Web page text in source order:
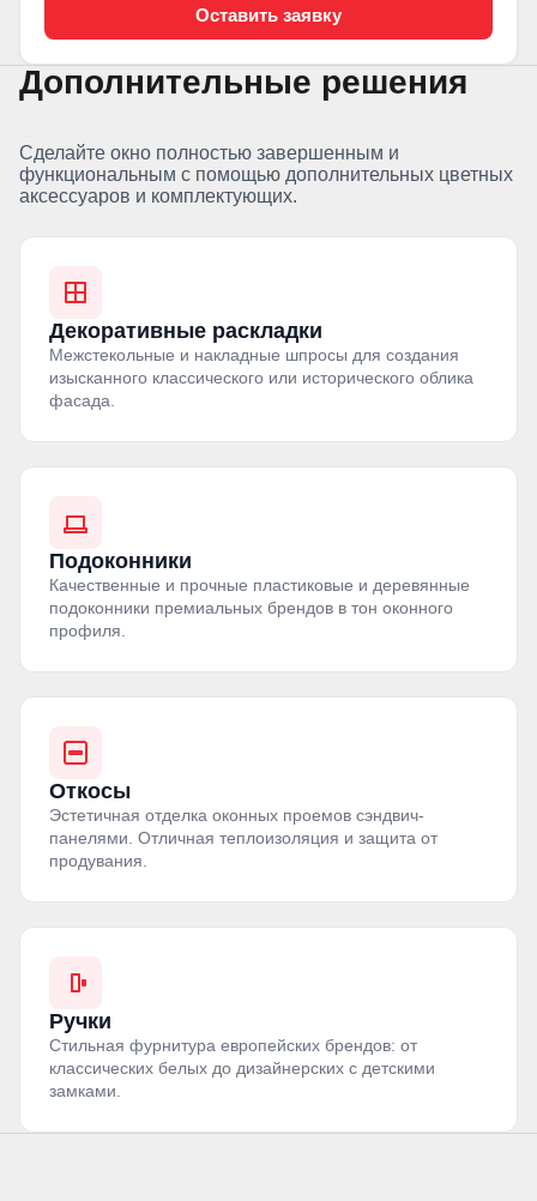
Оставить заявку
Дополнительные решения
Сделайте окно полностью завершенным и
функциональным с помощью дополнительных цветных
аксессуаров и комплектующих.
Декоративные раскладки
Межстекольные и накладные шпросы для создания
изысканного классического или исторического облика
фасада.
Подоконники
Качественные и прочные пластиковые и деревянные
подоконники премиальных брендов в тон оконного
профиля.
Откосы
Эстетичная отделка оконных проемов сэндвич-
панелями. Отличная теплоизоляция и защита от
продувания.
Ручки
Стильная фурнитура европейских брендов: от
классических белых до дизайнерских с детскими
замками.